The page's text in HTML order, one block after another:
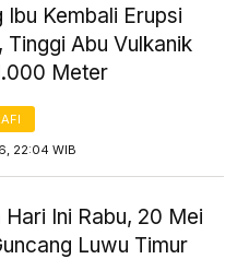
Ibu Kembali Erupsi
Tinggi Abu Vulkanik
Meter
22:04 WIB
Hari Ini Rabu, 20 Mei
Luwu Timur